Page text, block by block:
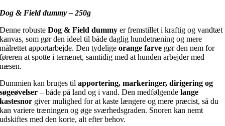
Dog & Field dummy – 250g
Denne robusteDog & Field dummy er fremstillet i kraftig og vandtæt
kanvas, som gør den ideel til både daglig hundetræning og mere
målrettet apportarbejde. Den tydeligeorange farve gør den nem for
føreren at spotte i terrænet, samtidig med at hunden arbejder med
næsen.
Dummien kan bruges tilapportering, markeringer, dirigering og
søgeøvelser – både på land og i vand. Den medfølgendelange
kastesnor giver mulighed for at kaste længere og mere præcist, så du
kan variere træningen og øge sværhedsgraden. Snoren kan nemt
udskiftes med den korte, alt efter behov.